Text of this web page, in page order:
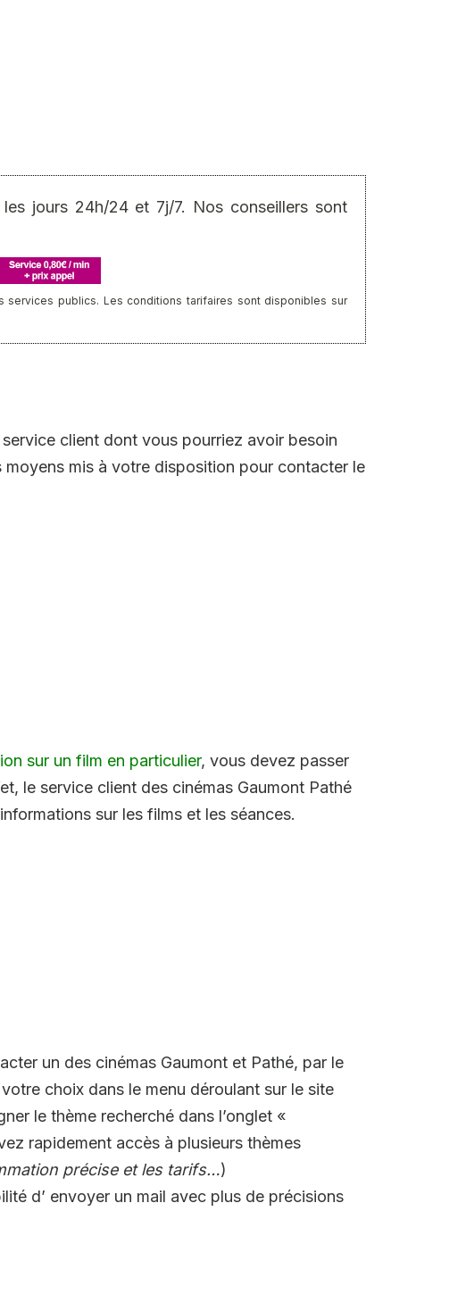
jours 24h/24 et 7j/7. Nos conseillers sont
services publics. Les conditions tarifaires sont disponibles sur
client dont vous pourriez avoir besoin
mis à votre disposition pour contacter le
sur un film en particulier, vous devez passer
le service client des cinémas Gaumont Pathé
sur les films et les séances.
un des cinémas Gaumont et Pathé, par le
choix dans le menu déroulant sur le site
le thème recherché dans l’onglet «
rapidement accès à plusieurs thèmes
précise et les tarifs…)
d’ envoyer un mail avec plus de précisions